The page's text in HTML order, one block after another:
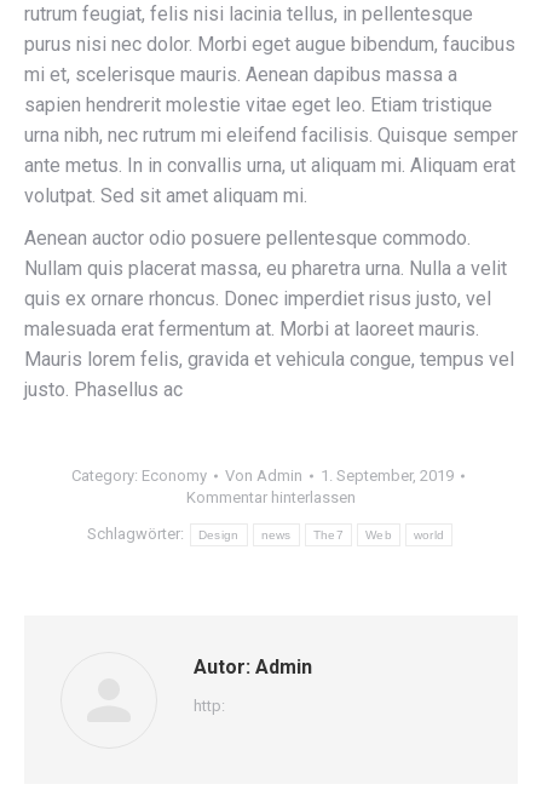
rutrum feugiat, felis nisi lacinia tellus, in pellentesque
purus nisi nec dolor. Morbi eget augue bibendum, faucibus
mi et, scelerisque mauris. Aenean dapibus massa a
sapien hendrerit molestie vitae eget leo. Etiam tristique
urna nibh, nec rutrum mi eleifend facilisis. Quisque semper
ante metus. In in convallis urna, ut aliquam mi. Aliquam erat
volutpat. Sed sit amet aliquam mi.
Aenean auctor odio posuere pellentesque commodo.
Nullam quis placerat massa, eu pharetra urna. Nulla a velit
quis ex ornare rhoncus. Donec imperdiet risus justo, vel
malesuada erat fermentum at. Morbi at laoreet mauris.
Mauris lorem felis, gravida et vehicula congue, tempus vel
justo. Phasellus ac
Category: Economy Von Admin
1. September, 2019
Kommentar hinterlassen
Schlagwörter: Design news The7 Web world
Autor: Admin
http: